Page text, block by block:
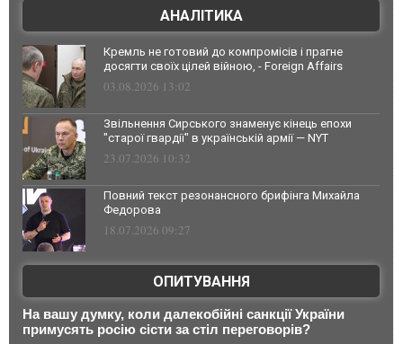
АНАЛІТИКА
Кремль не готовий до компромісів і прагне
досягти своїх цілей війною, - Foreign Affairs
03.08.2026 13:02
Звільнення Сирського знаменує кінець епохи
"старої гвардії" в українській армії — NYT
23.07.2026 10:32
Повний текст резонансного брифінга Михайла
Федорова
18.07.2026 09:27
ОПИТУВАННЯ
На вашу думку, коли далекобійні санкції України
примусять росію сісти за стіл переговорів?